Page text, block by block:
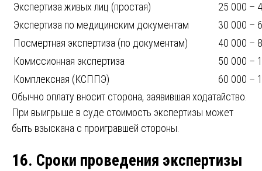
Экспертиза живых лиц (простая)
25 000 –
Экспертиза по медицинским документам
30 000 –
Посмертная экспертиза (по документам)
40 000 –
Комиссионная экспертиза
50 000 –
Комплексная (КСППЭ)
60 000 –
Обычно оплату вносит сторона, заявившая ходатайство.
При выигрыше в суде стоимость экспертизы может
быть взыскана с проигравшей стороны.
16. Сроки проведения экспертизы